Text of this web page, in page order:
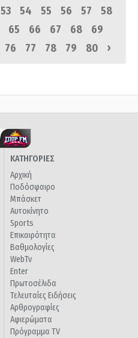
53 54 55 56 57
58
65 66 67 68
69
76 77 78 79 80 ›
ΚΑΤΗΓΟΡΙΕΣ
Αρχική
Ποδόσφαιρο
Μπάσκετ
Αυτοκίνητο
Sports
Επικαιρότητα
Βαθμολογίες
WebTv
Enter
Πρωτοσέλιδα
Τελευταίες Ειδήσεις
Αρθρογραφίες
Αφιερώματα
Πρόγραμμα TV